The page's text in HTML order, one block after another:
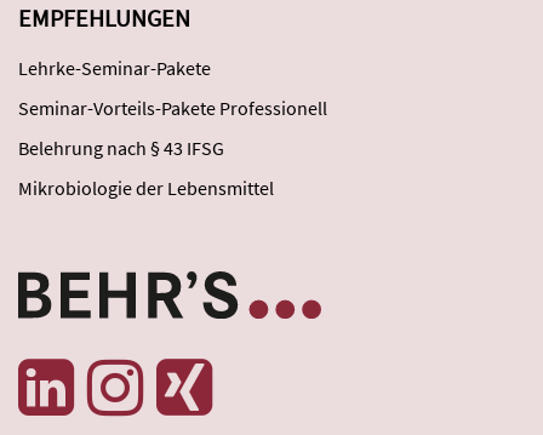
EMPFEHLUNGEN
Lehrke-Seminar-Pakete
Seminar-Vorteils-Pakete Professionell
Belehrung nach § 43 IFSG
Mikrobiologie der Lebensmittel